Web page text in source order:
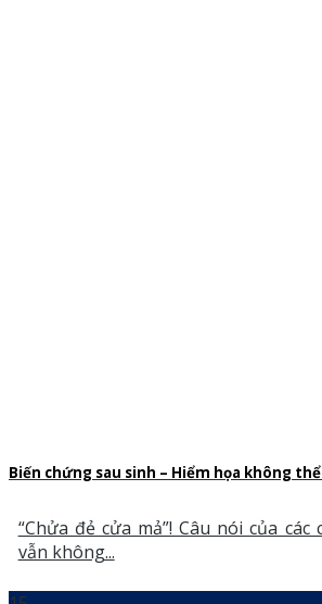
Biến chứng sau sinh – Hiểm họa không
“Chửa đẻ cửa mả”! Câu nói của
vẫn không...